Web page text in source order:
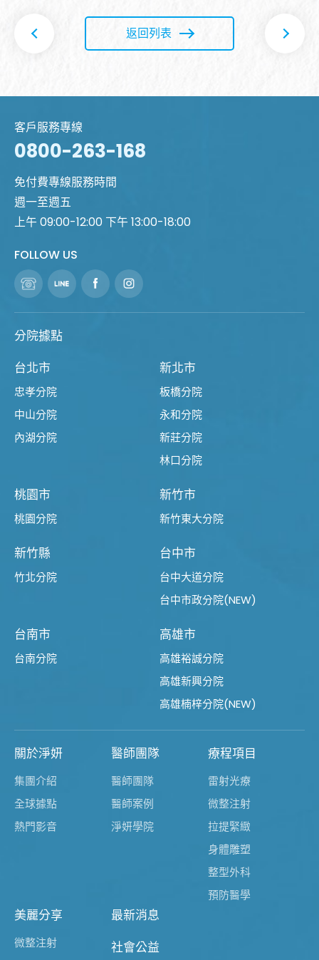
返回列表
客戶服務專線
0800-263-168
免付費專線服務時間
週一至週五
上午 09:00-12:00 下午 13:00-18:00
FOLLOW US
分院據點
台北市
忠孝分院
中山分院
內湖分院
新北市
板橋分院
永和分院
新莊分院
林口分院
桃園市
桃園分院
新竹市
新竹東大分院
新竹縣
竹北分院
台中市
台中大道分院
台中市政分院(NEW)
台南市
台南分院
高雄市
高雄裕誠分院
高雄新興分院
高雄楠梓分院(NEW)
關於淨妍
集團介紹
全球據點
熱門影音
醫師團隊
醫師團隊
醫師案例
淨妍學院
療程項目
雷射光療
微整注射
拉提緊緻
身體雕塑
整型外科
預防醫學
美麗分享
微整注射
最新消息
社會公益